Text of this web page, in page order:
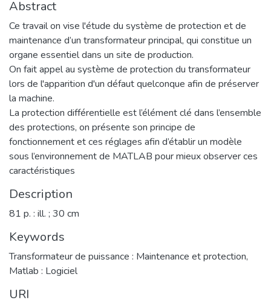
Abstract
Ce travail on vise l'étude du système de protection et de
maintenance d’un transformateur principal, qui constitue un
organe essentiel dans un site de production.
On fait appel au système de protection du transformateur
lors de l'apparition d'un défaut quelconque afin de préserver
la machine.
La protection différentielle est l’élément clé dans l’ensemble
des protections, on présente son principe de
fonctionnement et ces réglages afin d’établir un modèle
sous l’environnement de MATLAB pour mieux observer ces
caractéristiques
Description
81 p. : ill. ; 30 cm
Keywords
Transformateur de puissance : Maintenance et protection,
Matlab : Logiciel
URI